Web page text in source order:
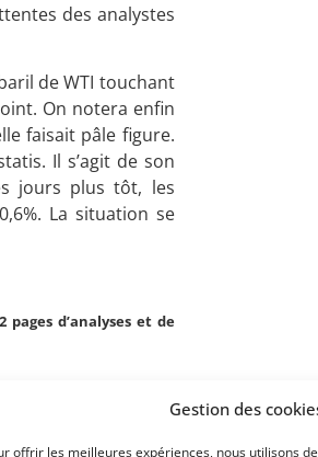
Gestion des
offrir les meilleures expériences, nous utilisons
des analystes
de WTI touchant
On notera enfin
faisait pâle figure.
Il s’agit de son
jours plus tôt, les
La situation se
d’analyses et de